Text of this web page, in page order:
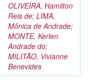
OLIVEIRA, Hamilton
Reis de; LIMA,
Mônica de Andrade;
MONTE, Kerlen
Andrade do;
MILITÃO, Vivianne
Benevides